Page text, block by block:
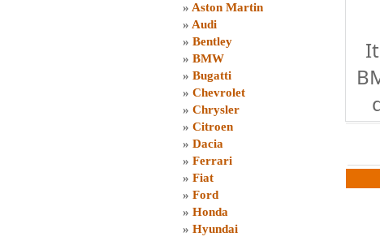
» Aston Martin
» Audi
» Bentley
» BMW
» Bugatti
» Chevrolet
» Chrysler
» Citroen
» Dacia
» Ferrari
» Fiat
» Ford
» Honda
» Hyundai